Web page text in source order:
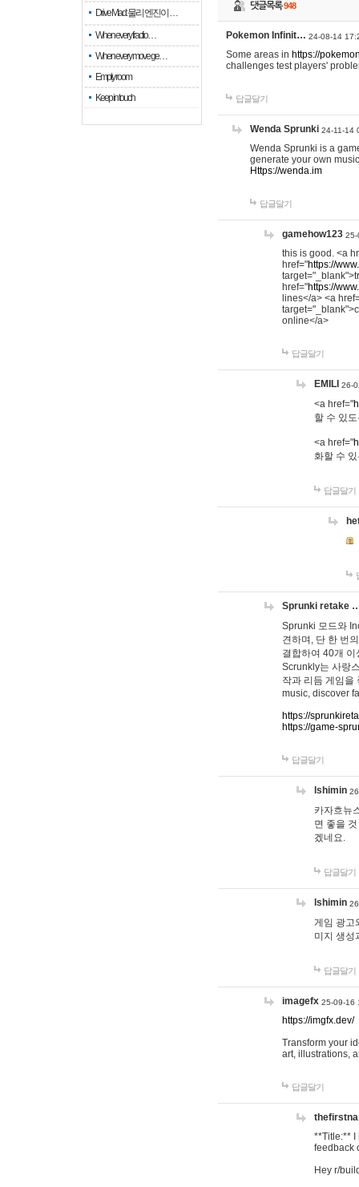
Drive Mad: 물리 엔진이 …
When every fractio…
When every move ge…
Empty room
Keep in touch
댓글목록948
Pokemon Infinit… 24-08-14
Some areas in https://
challenges test players'
답글달기
Wenda Sprunki 24-11-14
Wenda Sprunki is a
generate your own
Https://wenda.im
답글달기
gamehow123 25-
this is good. <a
href="https://
href="https://
lines</a> <a
online</a>
답글달기
EMILI 26-
<a href="
할 수 있
<a href="
화할 수
답글달기
Sprunki retake
Sprunki 모드와
견하며, 단 한 번
결합하여 40개
Scrunkly는 사랑
작과 리듬 게임을
music, discover
https://
https://game-
답글달기
lshimin
카자흐뉴
면 좋을
겠네요.
답글달기
lshimin
게임 광고
미지 생성
답글달기
imagefx 25-09-16
https://imgfx.dev/
Transform your
art, illustrations,
답글달기
**Title:** I
feedback
Hey r/